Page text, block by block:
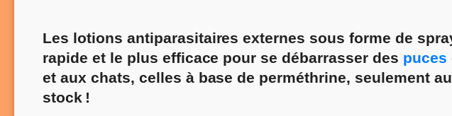
Les lotions antiparasitaires externes sous forme de
rapide et le plus efficace pour se débarrasser des puces
et aux chats, celles à base de perméthrine, seulement
stock !